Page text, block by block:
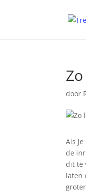
door
Als
de
dit te
laten